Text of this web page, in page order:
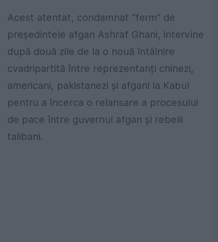
Acest atentat, condamnat “ferm” de
președintele afgan Ashraf Ghani, intervine
după două zile de la o nouă întâlnire
cvadripartită între reprezentanți chinezi,
americani, pakistanezi și afgani la Kabul
pentru a încerca o relansare a procesului
de pace între guvernul afgan și rebelii
talibani.